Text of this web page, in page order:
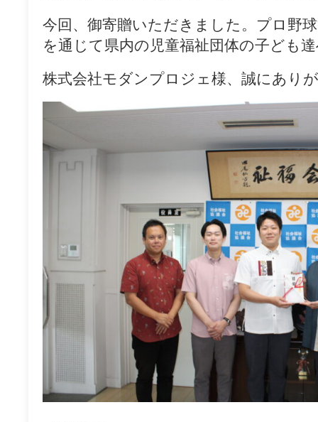
今回、御寄贈いただきました。プロ野
を通じて県内の児童福祉団体の子ども
株式会社モダンプロジェ様、誠にあり